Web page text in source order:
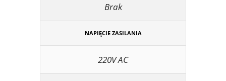
Brak
NAPIĘCIE ZASILANIA
220V AC